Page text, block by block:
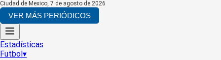
Ciudad de Mexico, 7 de agosto de 2026
VER MÁS PERIÓDICOS
Estadísticas
Futbol▾